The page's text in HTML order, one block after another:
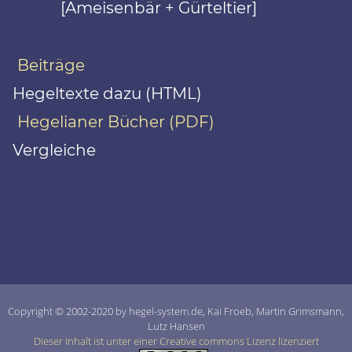
[Ameisenbär + Gürteltier]
Beiträge
Hegeltexte dazu (HTML)
Hegelianer Bücher (PDF)
Vergleiche
Copyright © 2002-2020 by hegel-system.de, Kai Froeb, Martin Grimsmann,
Lutz Hansen
Dieser Inhalt ist unter einer Creative commons Lizenz lizenziert